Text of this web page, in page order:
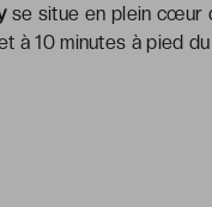
se situe en plein cœur
à 10 minutes à pied du